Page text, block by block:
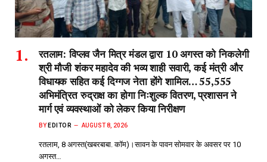
रतलाम: विप्लव जैन मित्र मंडल द्वारा 10 अगस्त को निकलेगी
श्री मौजी शंकर महादेव की भव्य शाही सवारी, कई मंत्री और
विधायक सहित कई दिग्गज नेता होंगे शामिल… 55,555
अभिमंत्रित रुद्राक्ष का होगा निःशुल्क वितरण, प्रशासन ने
मार्ग एवं व्यवस्थाओं को लेकर किया निरीक्षण
BY EDITOR AUGUST 8, 2026
रतलाम, 8 अगस्त(खबरबाबा. कॉम)।सावन के पावन सोमवार के अवसर पर 10
अगस्त…